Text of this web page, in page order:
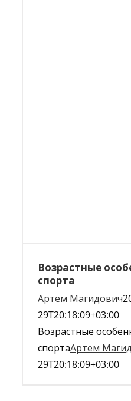
Возрастные
спорта
Артем Магидович
29T20:18:09+03:00
Возрастные
спортаАртем
29T20:18:09+03:00